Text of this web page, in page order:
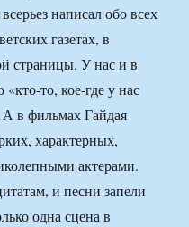
написал обо всех
газетах, в
страницы. У нас и в
«кто-то, кое-где у нас
А в фильмах Гайдая
характерных,
актерами.
и песни запели
одна сцена в